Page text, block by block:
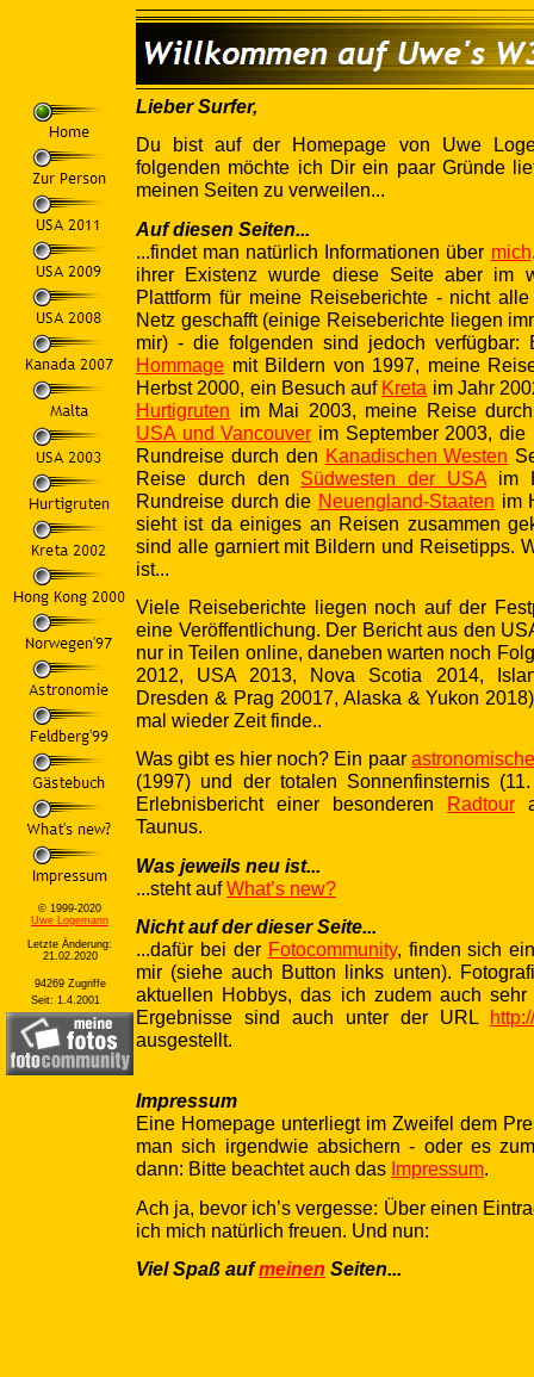
© 1999-2020
Uwe Logemann
Letzte Änderung:
21.02.2020
94269 Zugriffe
Seit: 1.4.2001
Lieber Surfer,
Du bist auf der Homepage von Uwe
folgenden möchte ich Dir ein paar Gründe
meinen Seiten zu verweilen...
Auf diesen Seiten...
...findet man natürlich Informationen über mich
ihrer Existenz wurde diese Seite aber im
Plattform für meine Reiseberichte - nicht
Netz geschafft (einige Reiseberichte liegen
mir) - die folgenden sind jedoch
Hommage mit Bildern von 1997, meine
Herbst 2000, ein Besuch auf Kreta im Jahr
Hurtigruten im Mai 2003, meine Reise
USA und Vancouver im September 2003,
Rundreise durch den Kanadischen Westen
Reise durch den Südwesten der USA im
Rundreise durch die Neuengland-Staaten im
sieht ist da einiges an Reisen zusammen
sind alle garniert mit Bildern und Reisetipps.
ist...
Viele Reiseberichte liegen noch auf der
eine Veröffentlichung. Der Bericht aus den
nur in Teilen online, daneben warten noch
2012, USA 2013, Nova Scotia 2014,
Dresden & Prag 20017, Alaska & Yukon
mal wieder Zeit finde..
Was gibt es hier noch? Ein paar
(1997) und der totalen Sonnenfinsternis
Erlebnisbericht einer besonderen
Radtour
Taunus.
Was jeweils neu ist...
...steht aufWhat’s new?
Nicht auf der dieser Seite...
...dafür bei der Fotocommunity, finden sich
mir (siehe auch Button links unten).
aktuellen Hobbys, das ich zudem auch
Ergebnisse sind auch unter der URL
ausgestellt.
Impressum
Eine Homepage unterliegt im Zweifel dem
man sich irgendwie absichern - oder es
dann: Bitte beachtet auch das Impressum.
Ach ja, bevor ich’s vergesse: Über einen
ich mich natürlich freuen. Und nun:
Viel Spaß aufmeinen Seiten...